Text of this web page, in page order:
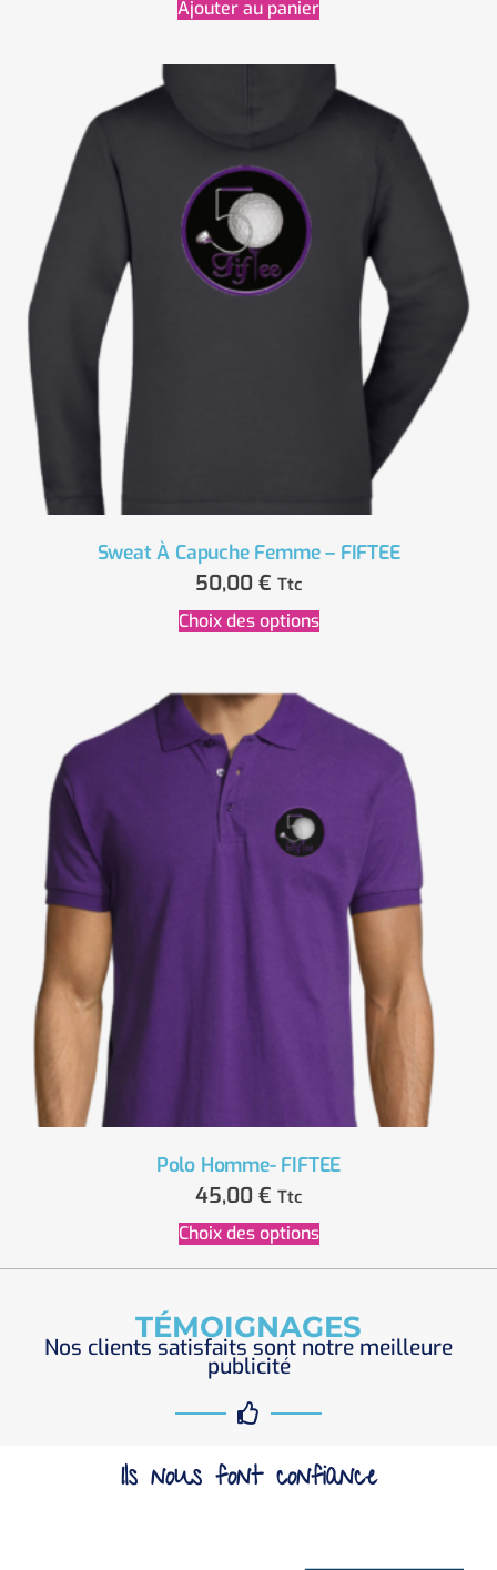
Ajouter au panier
Sweat À Capuche Femme – FIFTEE
50,00 € Ttc
Choix des options
Polo Homme- FIFTEE
45,00 € Ttc
Choix des options
TÉMOIGNAGES
Nos clients satisfaits sont notre meilleure
publicité
Ils nous font confiance